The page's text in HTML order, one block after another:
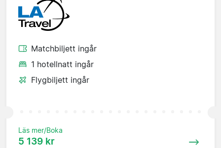
Matchbiljett ingår
1 hotellnatt ingår
Flygbiljett ingår
Läs mer/Boka
5 139 kr